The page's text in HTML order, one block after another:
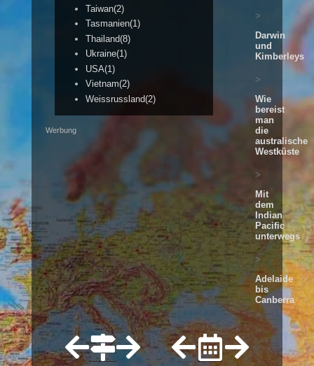
Taiwan(2)
Tasmanien(1)
Thailand(8)
Ukraine(1)
USA(1)
Vietnam(2)
Weissrussland(2)
Werbung
>
Darwin
und
Kimberleys
>
Wie
bereist
man
die
australische
Westküste
>
Mit
dem
Indian
Pacific
unterwegs
>
Adelaide
bis
Canberra